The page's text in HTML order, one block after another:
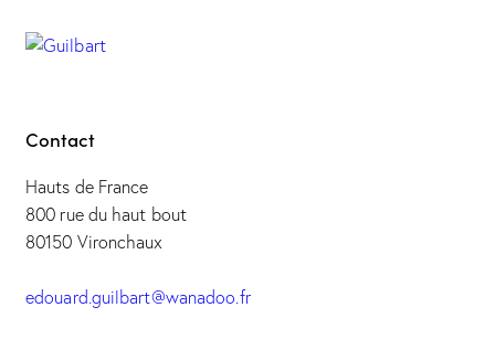
Contact
Hauts de France
800 rue du haut bout
80150 Vironchaux
edouard.guilbart@wanadoo.fr